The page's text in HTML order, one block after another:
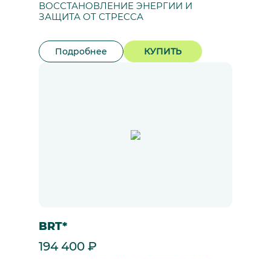
ВОССТАНОВЛЕНИЕ ЭНЕРГИИ И
ЗАЩИТА ОТ СТРЕССА
Подробнее КУПИТЬ
BRT*
194 400 ₽